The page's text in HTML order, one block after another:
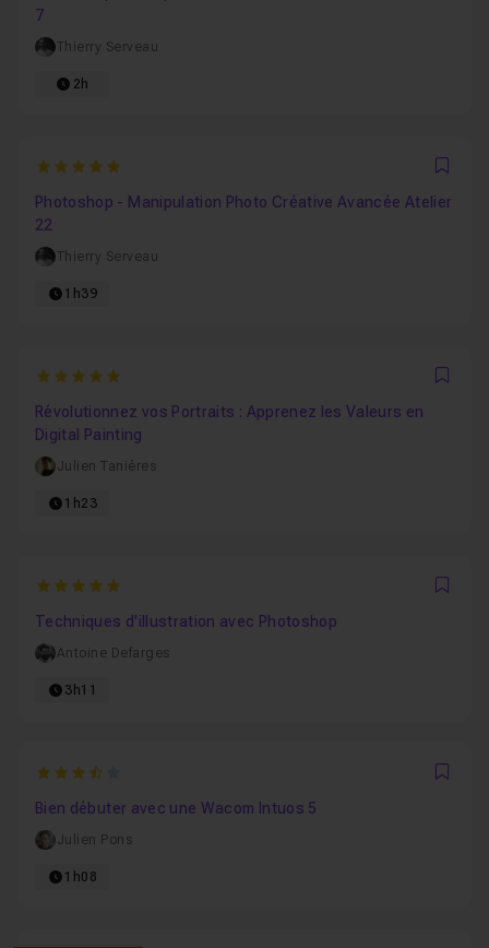
7
Thierry Serveau
2h
5
Photoshop - Manipulation Photo Créative Avancée Atelier
22
Thierry Serveau
1h39
5
Révolutionnez vos Portraits : Apprenez les Valeurs en
Digital Painting
Julien Tanières
1h23
5
Techniques d'illustration avec Photoshop
Antoine Defarges
3h11
3.0714285714286
Bien débuter avec une Wacom Intuos 5
Julien Pons
1h08